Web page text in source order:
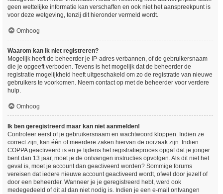
geen wettelijke informatie kan verschaffen en ook niet het aanspreekpunt is
voor deze wetgeving, tenzij dit hieronder vermeld wordt.
Omhoog
Waarom kan ik niet registreren?
Mogelijk heeft de beheerder je IP-adres verbannen, of de gebruikersnaam
die je opgeeft verboden. Tevens is het mogelijk dat de beheerder de
registratie mogelijkheid heeft uitgeschakeld om zo de registratie van nieuwe
gebruikers te voorkomen. Neem contact op met de beheerder voor verdere
hulp.
Omhoog
Ik ben geregistreerd maar kan niet aanmelden!
Controleer eerst of je gebruikersnaam en wachtwoord kloppen. Indien ze
correct zijn, kan één of meerdere zaken hiervan de oorzaak zijn. Indien
COPPA geactiveerd is en je tijdens het registratieproces opgaf dat je jonger
bent dan 13 jaar, moet je de ontvangen instructies opvolgen. Als dit niet het
geval is, moet je account dan geactiveerd worden? Sommige forums
vereisen dat iedere nieuwe account geactiveerd wordt, ofwel door jezelf of
door een beheerder. Wanneer je je geregistreerd hebt, werd ook
medegedeeld of dit al dan niet nodig is. Indien je een e-mail ontvangen